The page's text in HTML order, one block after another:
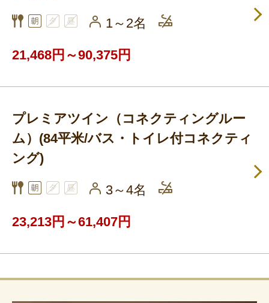
1～2名
21,468円～90,375円
プレミアツイン（コネクティングルー
ム）(84平米/バス・トイレ付コネクティ
ング)
3～4名
23,213円～61,407円